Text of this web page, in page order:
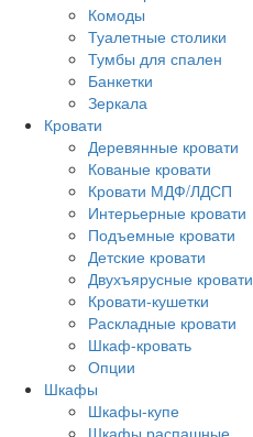
Комоды
Туалетные столики
Тумбы для спален
Банкетки
Зеркала
Кровати
Деревянные кровати
Кованые кровати
Кровати МДФ/ЛДСП
Интерьерные кровати
Подъемные кровати
Детские кровати
Двухъярусные кровати
Кровати-кушетки
Раскладные кровати
Шкаф-кровать
Опции
Шкафы
Шкафы-купе